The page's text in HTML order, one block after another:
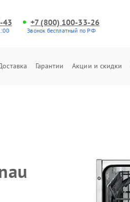
43 +7 (800) 100-33-26
Звонок бесплатный по РФ
Гарантии Акции и скидки